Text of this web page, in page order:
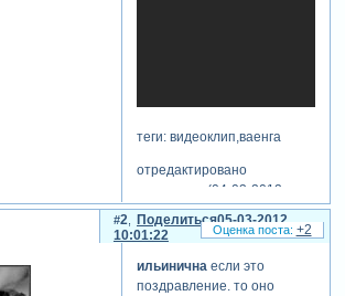
теги: видеоклип,ваенга
отредактировано
ильинична (04-03-2012
22:31:31)
Поделиться
2
05-03-2012
10:01:22
ильиничнаесли это
поздравление. то оно
+2